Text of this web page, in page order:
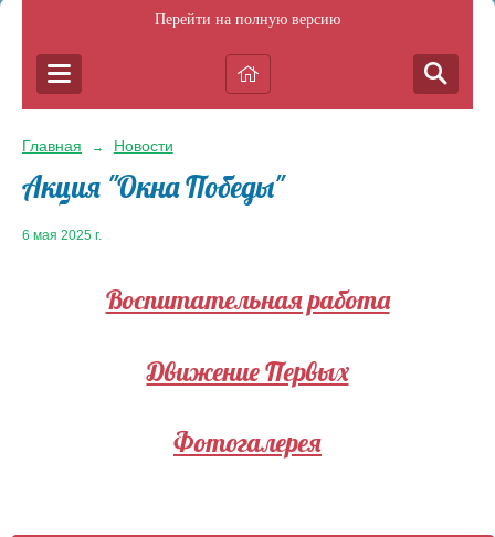
Перейти на полную версию
Главная → Новости
Акция "Окна Победы"
6 мая 2025 г.
Воспитательная работа
Движение Первых
Фотогалерея